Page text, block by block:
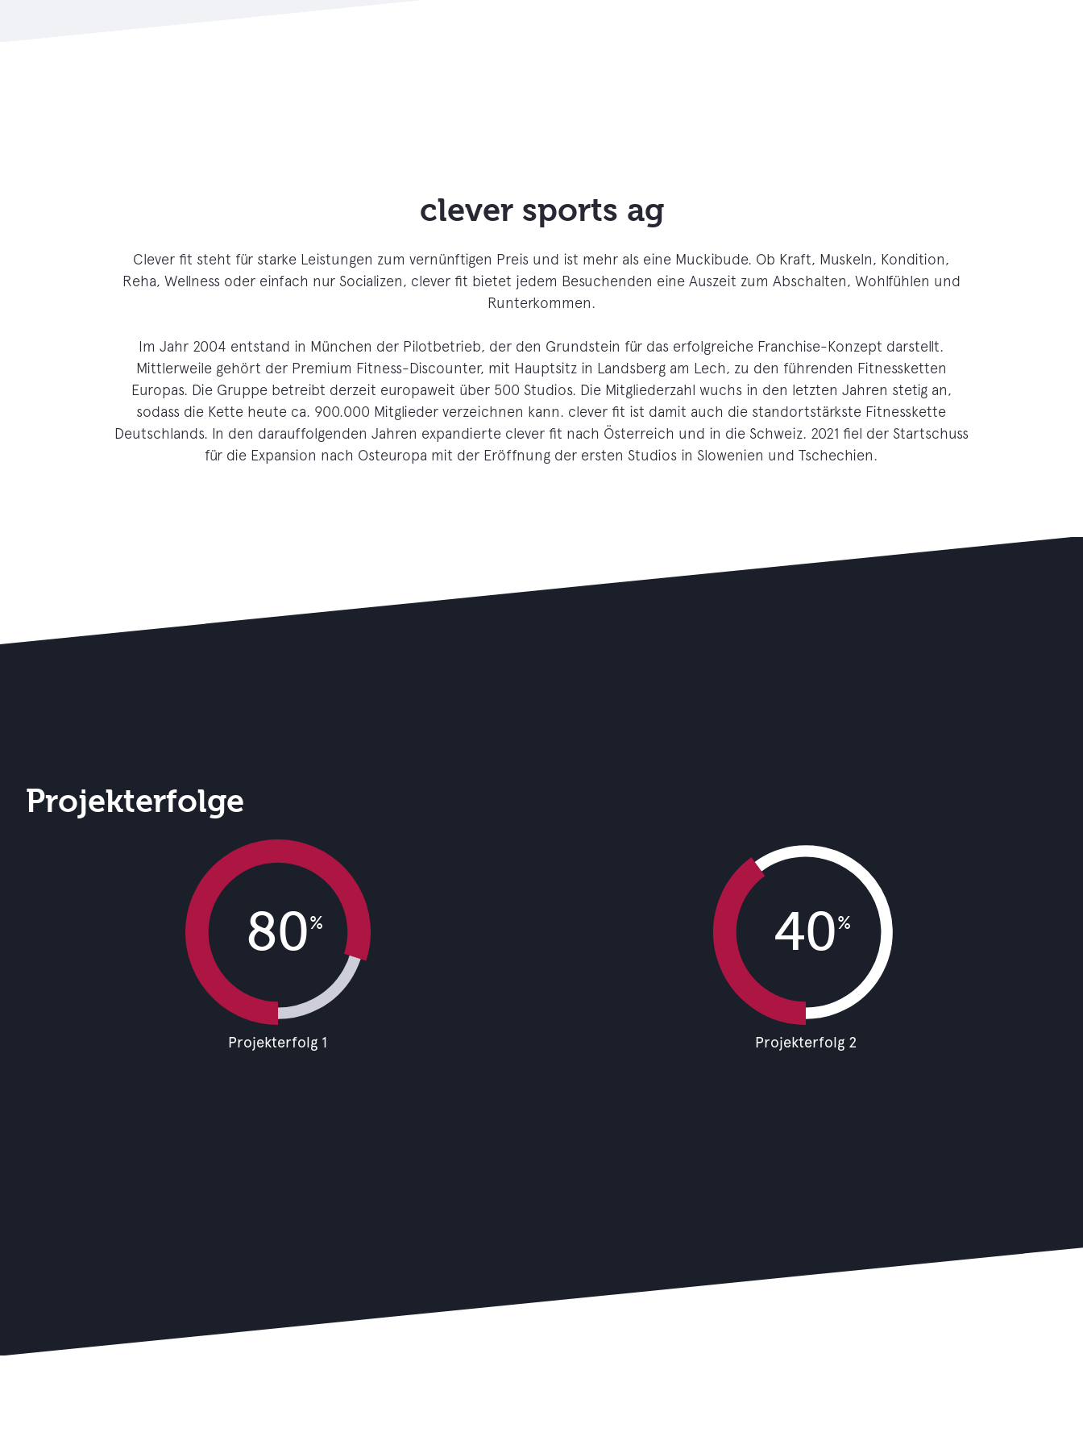
clever sports ag
Clever fit steht für starke Leistungen zum vernünftigen Preis und ist mehr als eine Muckibude. Ob Kraft, Muskeln, Kondition,
Reha, Wellness oder einfach nur Socializen, clever fit bietet jedem Besuchenden eine Auszeit zum Abschalten, Wohlfühlen und
Runterkommen.
Im Jahr 2004 entstand in München der Pilotbetrieb, der den Grundstein für das erfolgreiche Franchise-Konzept darstellt.
Mittlerweile gehört der Premium Fitness-Discounter, mit Hauptsitz in Landsberg am Lech, zu den führenden Fitnessketten
Europas. Die Gruppe betreibt derzeit europaweit über 500 Studios. Die Mitgliederzahl wuchs in den letzten Jahren stetig an,
sodass die Kette heute ca. 900.000 Mitglieder verzeichnen kann. clever fit ist damit auch die standortstärkste Fitnesskette
Deutschlands. In den darauffolgenden Jahren expandierte clever fit nach Österreich und in die Schweiz. 2021 fiel der Startschuss
für die Expansion nach Osteuropa mit der Eröffnung der ersten Studios in Slowenien und Tschechien.
Projekterfolge
80%
Projekterfolg 1
40%
Projekterfolg 2